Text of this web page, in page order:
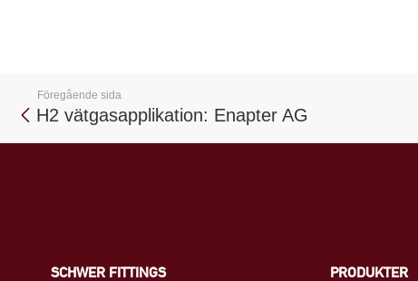
Föregående sida
H2 vätgasapplikation: Enapter AG
SCHWER FITTINGS PRODUKTER